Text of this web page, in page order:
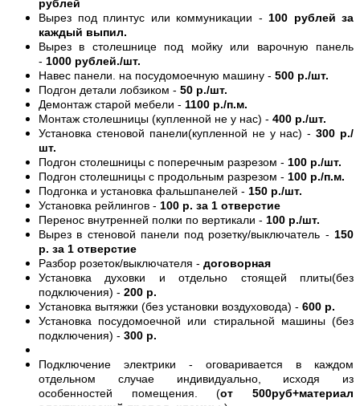
рублей
Вырез под плинтус или коммуникации - 100 рублей за
каждый выпил.
Вырез в столешнице под мойку или варочную панель
- 1000 рублей./шт.
Навес панели. на посудомоечную машину - 500 р./шт.
Подгон детали лобзиком - 50 р./шт.
Демонтаж старой мебели - 1100 р./п.м.
Монтаж столешницы (купленной не у нас) - 400 р./шт.
Установка стеновой панели(купленной не у нас) -300 р./
шт.
Подгон столешницы с поперечным разрезом - 100 р./шт.
Подгон столешницы с продольным разрезом - 100 р./п.м.
Подгонка и установка фальшпанелей - 150 р./шт.
Установка рейлингов - 100 р. за 1 отверстие
Перенос внутренней полки по вертикали - 100 р./шт.
Вырез в стеновой панели под розетку/выключатель - 150
р. за 1 отверстие
Разбор розеток/выключателя - договорная
Установка духовки и отдельно стоящей плиты(без
подключения) - 200 р.
Установка вытяжки (без установки воздуховода) - 600 р.
Установка посудомоечной или стиральной машины (без
подключения) - 300 р.
Подключение электрики - оговаривается в каждом
отдельном случае индивидуально, исходя из
особенностей помещения. (от 500руб+материал